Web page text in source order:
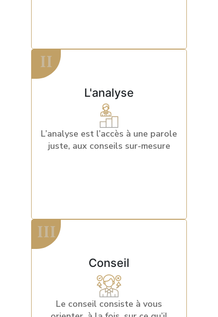
II
Une question ?
Un RDV ?
II
L'analyse
L’analyse est l’accès à une parole
juste, aux conseils sur-mesure
III
Une question ?
III
Conseil
Le conseil consiste à vous